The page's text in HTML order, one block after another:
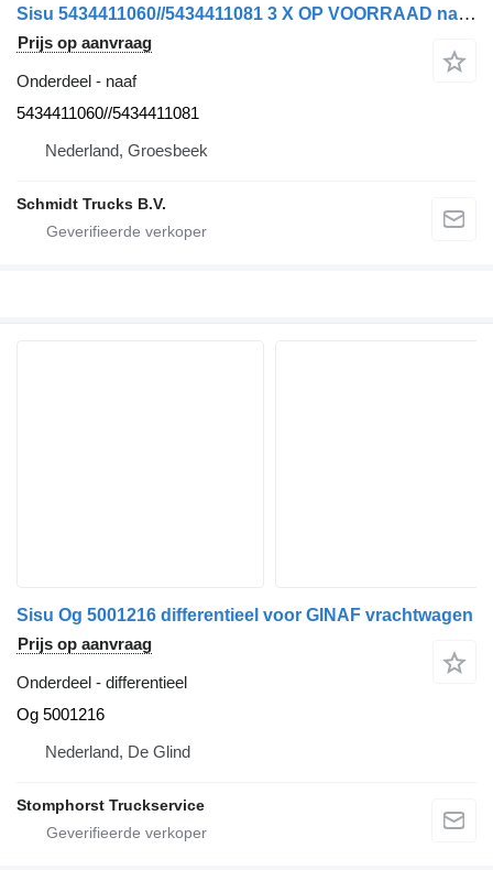
Sisu 5434411060//5434411081 3 X OP VOORRAAD naaf voor vrachtwagen
Prijs op aanvraag
Onderdeel - naaf
5434411060//5434411081
Nederland, Groesbeek
Schmidt Trucks B.V.
Sisu Og 5001216 differentieel voor GINAF vrachtwagen
Prijs op aanvraag
Onderdeel - differentieel
Og 5001216
Nederland, De Glind
Stomphorst Truckservice